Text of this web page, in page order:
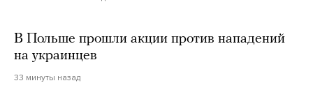
В Польше прошли акции против нападений
на украинцев
33 минуты назад